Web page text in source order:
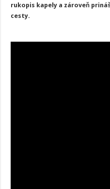
nádychom
a
slovenčine
rukopis kapely a zároveň
cesty.